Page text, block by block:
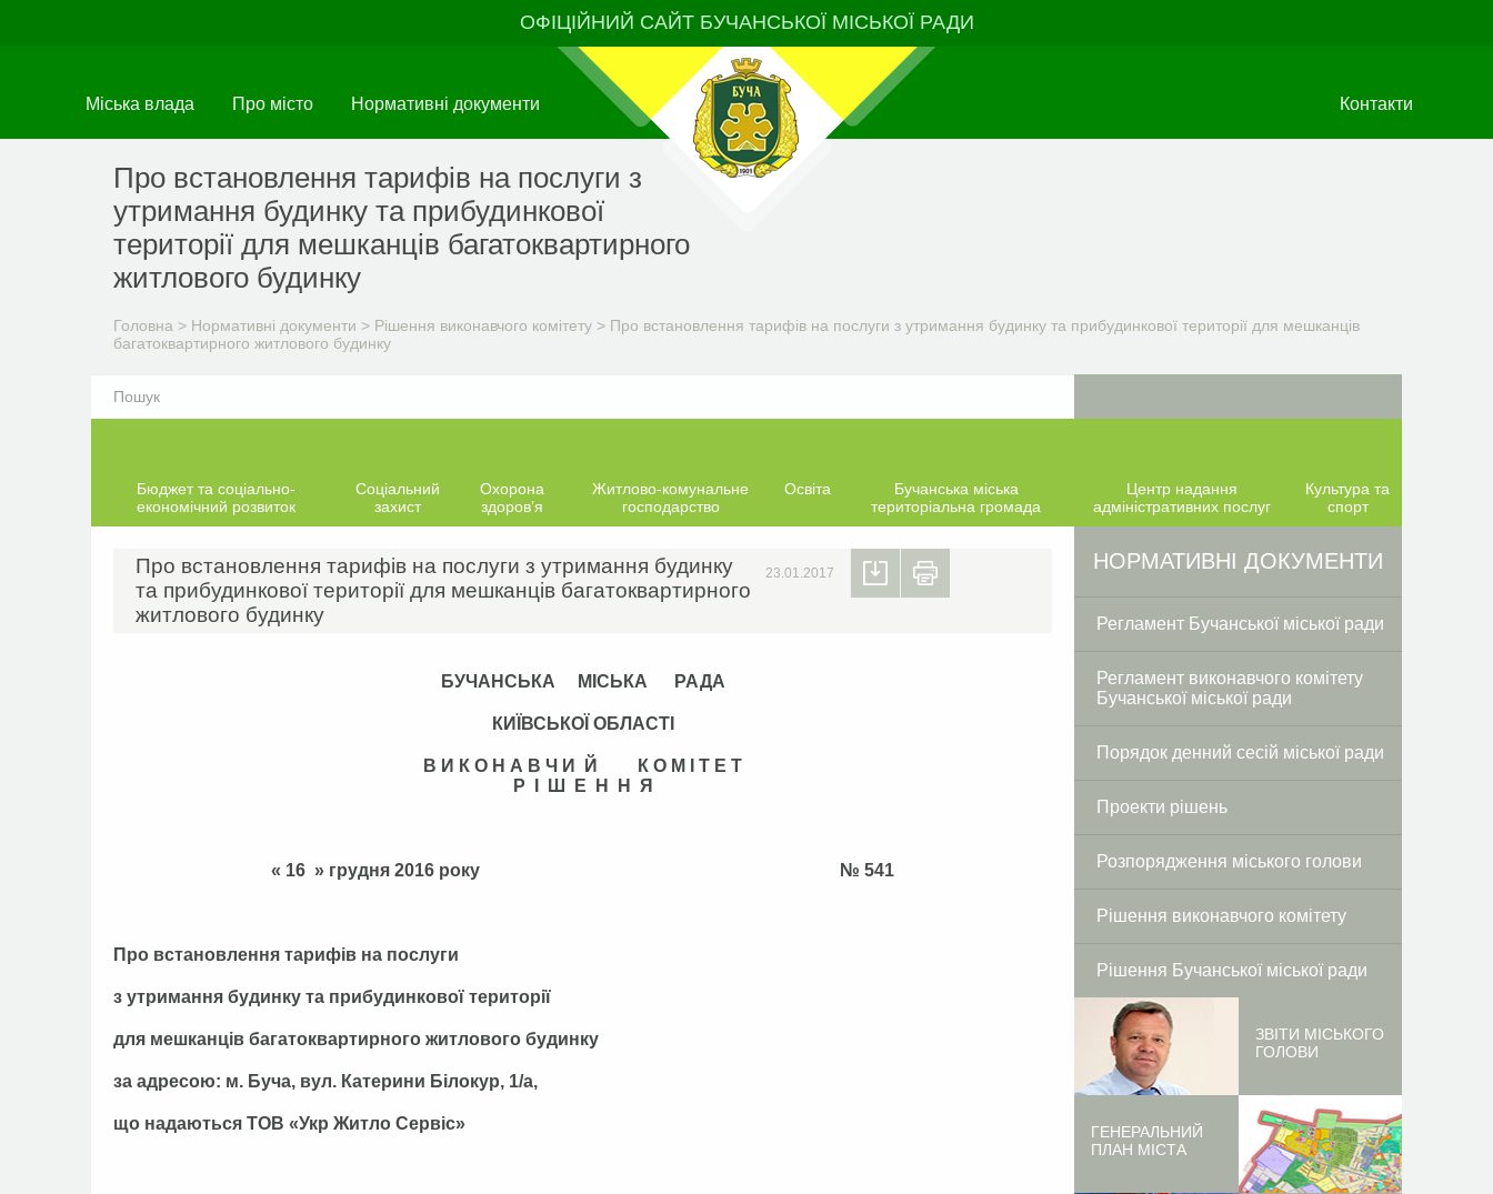
ОФІЦІЙНИЙ САЙТ БУЧАНСЬКОЇ МІСЬКОЇ РАДИ
Міська влада Про місто Нормативні документи Контакти
Про встановлення тарифів на послуги з
утримання будинку та прибудинкової
території для мешканців багатоквартирного
житлового будинку
Головна > Нормативні документи > Рішення виконавчого комітету > Про встановлення тарифів на послуги з утримання будинку та прибудинкової території для мешканців
багатоквартирного житлового будинку
Бюджет та соціально-
економічний розвиток
Соціальний
захист
Охорона
здоров’я
Житлово-комунальне
господарство
Освіта
Бучанська міська
територіальна громада
Центр надання
адміністративних послуг
Культура та
спорт
Про встановлення тарифів на послуги з утримання будинку
та прибудинкової території для мешканців багатоквартирного
житлового будинку
23.01.2017 Facebook
Twitter
БУЧАНСЬКА МІСЬКА РАДА
КИЇВСЬКОЇ ОБЛАСТІ
В И К О Н А В Ч И Й К О М І Т Е Т
Р І Ш Е Н Н Я
« 16 » грудня 2016 року № 541
Про встановлення тарифів на послуги
з утримання будинку та прибудинкової території
для мешканців багатоквартирного житлового будинку
за адресою: м. Буча, вул. Катерини Білокур, 1/а,
що надаються ТОВ «Укр Житло Сервіс»
НОРМАТИВНІ ДОКУМЕНТИ
Регламент Бучанської міської ради
Регламент виконавчого комітету
Бучанської міської ради
Порядок денний сесій міської ради
Проекти рішень
Розпорядження міського голови
Рішення виконавчого комітету
Рішення Бучанської міської ради
ЗВІТИ МІСЬКОГО
ГОЛОВИ
ГЕНЕРАЛЬНИЙ
ПЛАН МІСТА